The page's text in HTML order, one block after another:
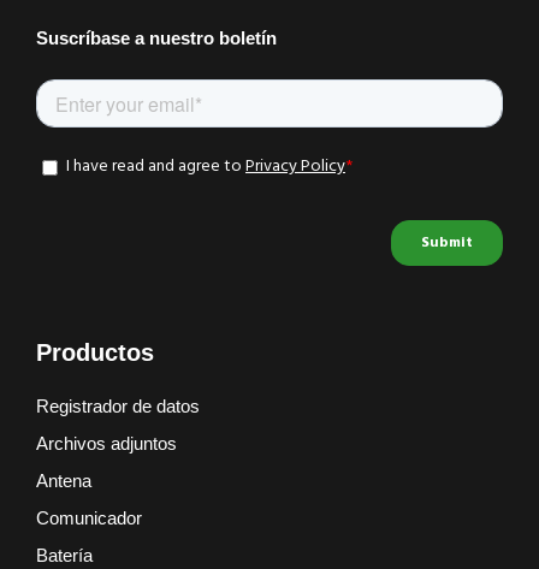
Suscríbase a nuestro boletín
Productos
Registrador de datos
Archivos adjuntos
Antena
Comunicador
Batería